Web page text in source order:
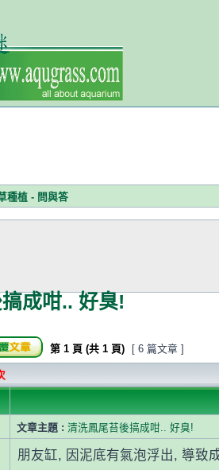
種植 - 問與答
成咁.. 好臭!
第 1 頁 (共 1 頁) [ 6 篇文章 ]
文章主題 : 清洗鳳尾苔後搞成咁.. 好臭!
朋友缸, 因泥底有氣泡浮出, 導致